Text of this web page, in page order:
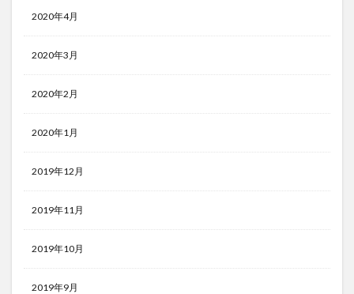
2020年4月
2020年3月
2020年2月
2020年1月
2019年12月
2019年11月
2019年10月
2019年9月